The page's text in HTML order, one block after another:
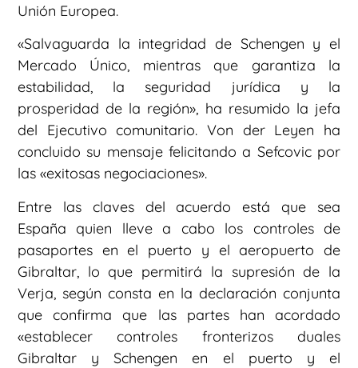
Unión Europea.
«Salvaguarda la integridad de Schengen y el
Mercado Único, mientras que garantiza la
estabilidad, la seguridad jurídica y la
prosperidad de la región», ha resumido la jefa
del Ejecutivo comunitario. Von der Leyen ha
concluido su mensaje felicitando a Sefcovic por
las «exitosas negociaciones».
Entre las claves del acuerdo está que sea
España quien lleve a cabo los controles de
pasaportes en el puerto y el aeropuerto de
Gibraltar, lo que permitirá la supresión de la
Verja, según consta en la declaración conjunta
que confirma que las partes han acordado
«establecer controles fronterizos duales
Gibraltar y Schengen en el puerto y el